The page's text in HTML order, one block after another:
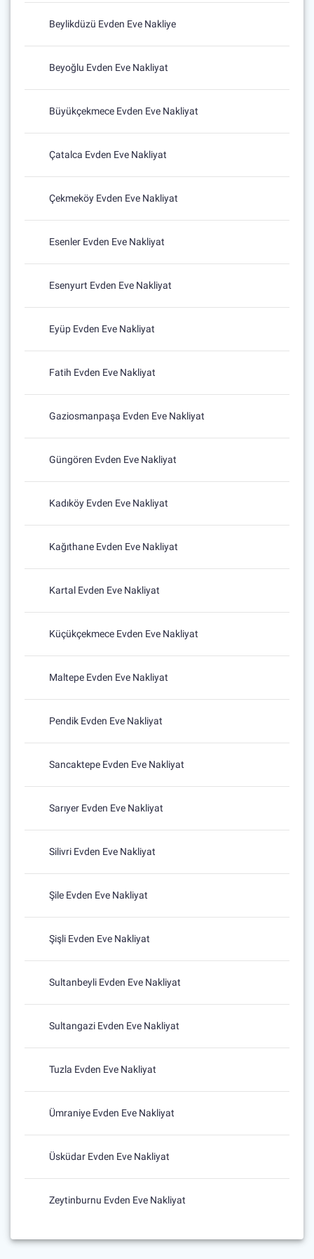
Beylikdüzü Evden Eve Nakliye
Beyoğlu Evden Eve Nakliyat
Büyükçekmece Evden Eve Nakliyat
Çatalca Evden Eve Nakliyat
Çekmeköy Evden Eve Nakliyat
Esenler Evden Eve Nakliyat
Esenyurt Evden Eve Nakliyat
Eyüp Evden Eve Nakliyat
Fatih Evden Eve Nakliyat
Gaziosmanpaşa Evden Eve Nakliyat
Güngören Evden Eve Nakliyat
Kadıköy Evden Eve Nakliyat
Kağıthane Evden Eve Nakliyat
Kartal Evden Eve Nakliyat
Küçükçekmece Evden Eve Nakliyat
Maltepe Evden Eve Nakliyat
Pendik Evden Eve Nakliyat
Sancaktepe Evden Eve Nakliyat
Sarıyer Evden Eve Nakliyat
Silivri Evden Eve Nakliyat
Şile Evden Eve Nakliyat
Şişli Evden Eve Nakliyat
Sultanbeyli Evden Eve Nakliyat
Sultangazi Evden Eve Nakliyat
Tuzla Evden Eve Nakliyat
Ümraniye Evden Eve Nakliyat
Üsküdar Evden Eve Nakliyat
Zeytinburnu Evden Eve Nakliyat